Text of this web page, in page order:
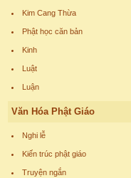
Kim Cang Thừa
Phật học căn bản
Kinh
Luật
Luận
Văn Hóa Phật Giáo
Nghi lễ
Kiến trúc phật giáo
Truyện ngắn